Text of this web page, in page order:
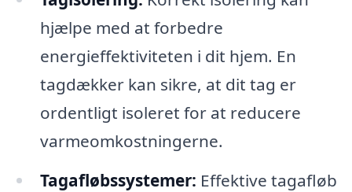
hjælpe med at forbedre
energieffektiviteten i dit hjem. En
tagdækker kan sikre, at dit tag er
ordentligt isoleret for at reducere
varmeomkostningerne.
Tagafløbssystemer: Effektive tagafløb